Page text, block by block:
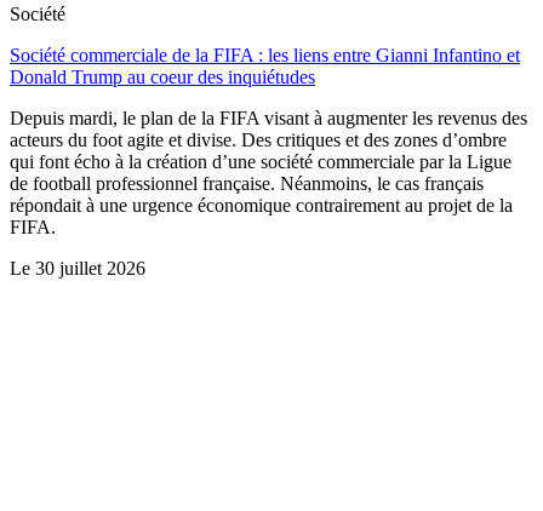
Société
Société commerciale de la FIFA : les liens entre Gianni Infantino et
Donald Trump au coeur des inquiétudes
Depuis mardi, le plan de la FIFA visant à augmenter les revenus des
acteurs du foot agite et divise. Des critiques et des zones d’ombre
qui font écho à la création d’une société commerciale par la Ligue
de football professionnel française. Néanmoins, le cas français
répondait à une urgence économique contrairement au projet de la
FIFA.
Le 30 juillet 2026